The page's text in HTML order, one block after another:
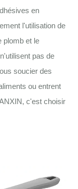
en
l'utilisation de
plomb et le
pas de
soucier des
ou entrent
c'est choisir